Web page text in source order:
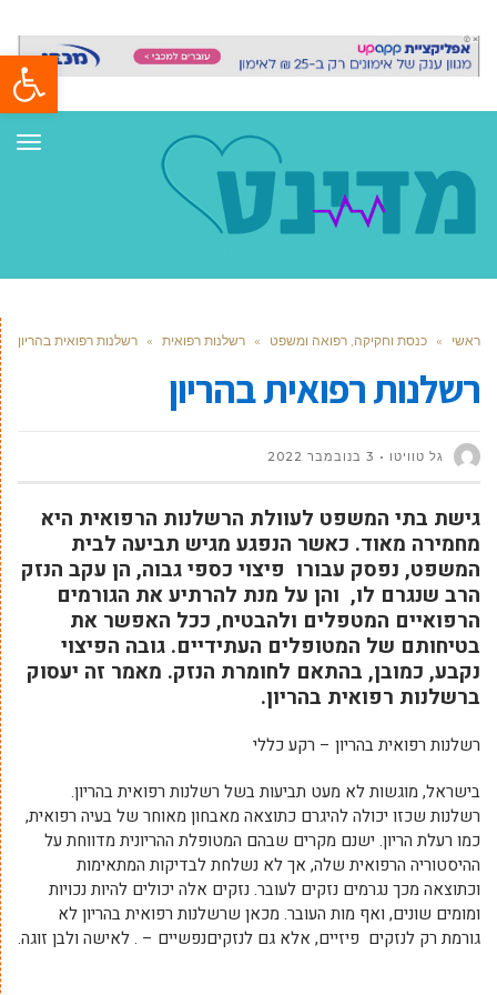
פתח
ראשי » כנסת וחקיקה, רפואה ומשפט » רשלנות רפואית » רשלנות רפואית בהריון
רשלנות רפואית בהריון
גל טוויטו 3 בנובמבר 2022
גישת בתי המשפט לעוולת הרשלנות הרפואית היא
מחמירה מאוד. כאשר הנפגע מגיש תביעה לבית
המשפט, נפסק עבורו פיצוי כספי גבוה, הן עקב הנזק
הרב שנגרם לו, והן על מנת להרתיע את הגורמים
הרפואיים המטפלים ולהבטיח, ככל האפשר את
בטיחותם של המטופלים העתידיים. גובה הפיצוי
נקבע, כמובן, בהתאם לחומרת הנזק. מאמר זה יעסוק
ברשלנות רפואית בהריון.
רשלנות רפואית בהריון – רקע כללי
בישראל, מוגשות לא מעט תביעות בשל רשלנות רפואית בהריון.
רשלנות שכזו יכולה להיגרם כתוצאה מאבחון מאוחר של בעיה רפואית,
כמו רעלת הריון. ישנם מקרים שבהם המטופלת ההריונית מדווחת על
ההיסטוריה הרפואית שלה, אך לא נשלחת לבדיקות המתאימות
וכתוצאה מכך נגרמים נזקים לעובר. נזקים אלה יכולים להיות נכויות
ומומים שונים, ואף מות העובר. מכאן שרשלנות רפואית בהריון לא
גורמת רק לנזקים פיזיים, אלא גם לנזקיםנפשיים – . לאישה ולבן זוגה.